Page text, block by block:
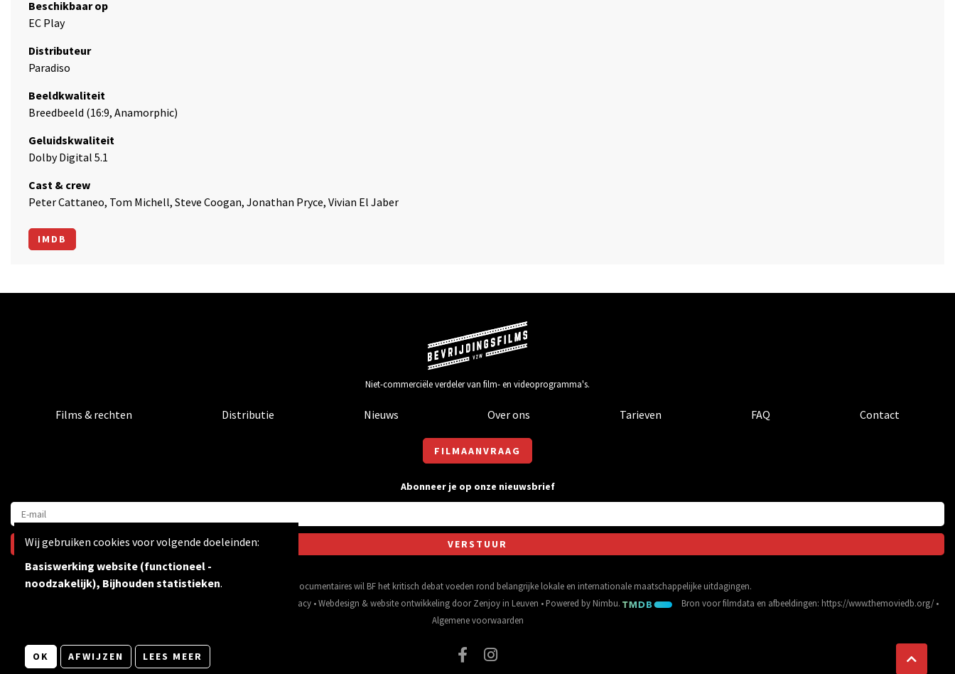
Beschikbaar op
EC Play
Distributeur
Paradiso
Beeldkwaliteit
Breedbeeld (16:9, Anamorphic)
Geluidskwaliteit
Dolby Digital 5.1
Cast & crew
Peter Cattaneo, Tom Michell, Steve Coogan, Jonathan Pryce, Vivian El Jaber
IMDB
Niet-commerciële verdeler van film- en videoprogramma's.
Films & rechten Distributie Nieuws Over ons Tarieven FAQ Contact
FILMAANVRAAG
Abonneer je op onze nieuwsbrief
Via inspirerende films & documentaires wil BF het kritisch debat voeden rond belangrijke lokale en internationale maatschappelijke uitdagingen.
Privacy •Webdesign &website ontwikkeling doorZenjoy in Leuven • Powered by Nimbu. Bron voor filmdata en afbeeldingen: https://www.themoviedb.org/•
Algemene voorwaarden
Wij gebruiken cookies voor volgende doeleinden:
Basiswerking website (functioneel -
noodzakelijk), Bijhouden statistieken.
OK AFWIJZEN LEES MEER